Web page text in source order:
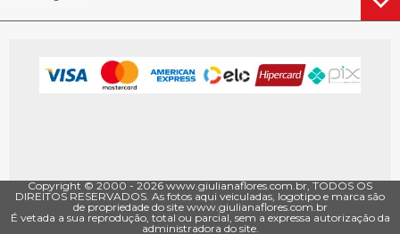
Copyright © 2000 - ­2026 www.giulianaflores.com.br, TODOS OS
DIREITOS RESERVADOS. As fotos aqui veiculadas, logotipo e marca são
de propriedade do site www.giulianaflores.com.br
É vetada a sua reprodução, total ou parcial, sem a expressa autorização da
administradora do site.